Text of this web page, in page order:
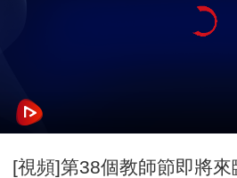
[視頻]第38個教師節即將來